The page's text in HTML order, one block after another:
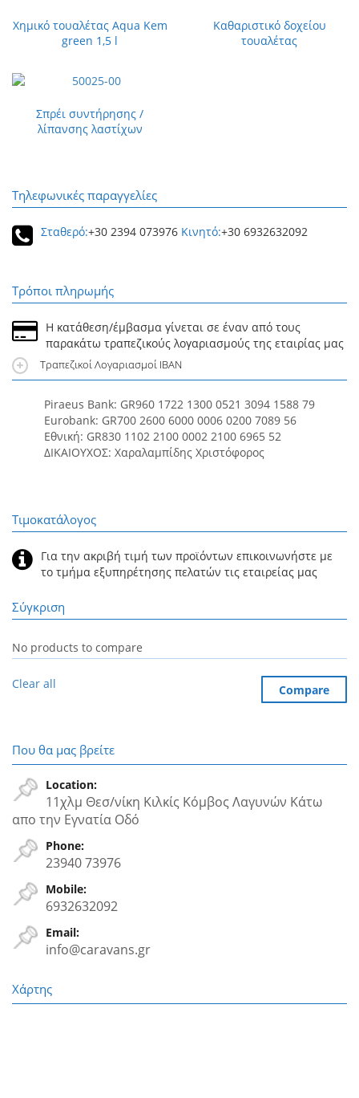
Καθαριστικό δοχείου
τουαλέτας
Xημικό τουαλέτας Aqua Kem
green 1,5 l
Σπρέι συντήρησης /
λίπανσης λαστίχων
Τηλεφωνικές παραγγελίες
Σταθερό:+30 2394 073976 Κινητό:+30 6932632092
Τρόποι πληρωμής
Η κατάθεση/έμβασμα γίνεται σε έναν από τους
παρακάτω τραπεζικούς λογαριασμούς της εταιρίας μας
Τραπεζικοί Λογαριασμοί IBAN
Piraeus Bank: GR960 1722 1300 0521 3094 1588 79
Eurobank: GR700 2600 6000 0006 0200 7089 56
Εθνική: GR830 1102 2100 0002 2100 6965 52
ΔΙΚΑΙΟΥΧΟΣ: Χαραλαμπίδης Χριστόφορος
Τιμοκατάλογος
Για την ακριβή τιμή των προϊόντων επικοινωνήστε με
το τμήμα εξυπηρέτησης πελατών τις εταιρείας μας
Σύγκριση
No products to compare
Clear all Compare
Που θα μας βρείτε
Location:
11χλμ Θεσ/νίκη Κιλκίς Κόμβος Λαγυνών Κάτω
απο την Εγνατία Oδό
Phone:
23940 73976
Mobile:
6932632092
Email:
info@caravans.gr
Χάρτης